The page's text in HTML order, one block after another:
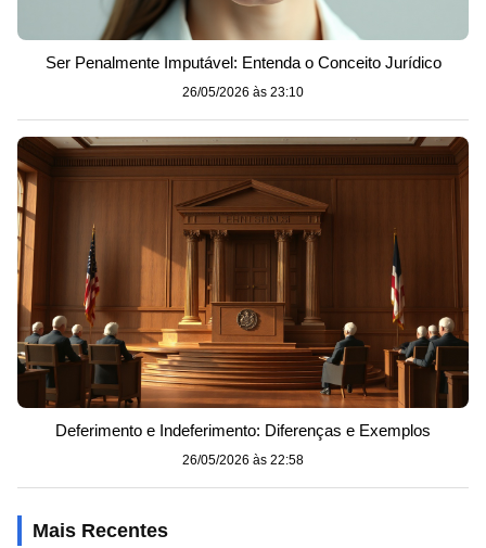
Ser Penalmente Imputável: Entenda o Conceito Jurídico
26/05/2026 às 23:10
Deferimento e Indeferimento: Diferenças e Exemplos
26/05/2026 às 22:58
Mais Recentes